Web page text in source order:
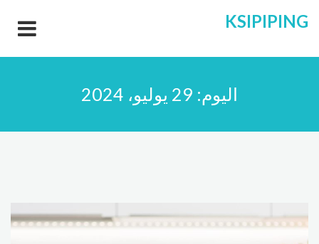
KSIPIPING
اليوم: 29 يوليو، 2024